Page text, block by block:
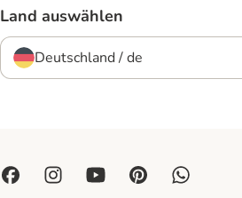
Land auswählen
Deutschland / de